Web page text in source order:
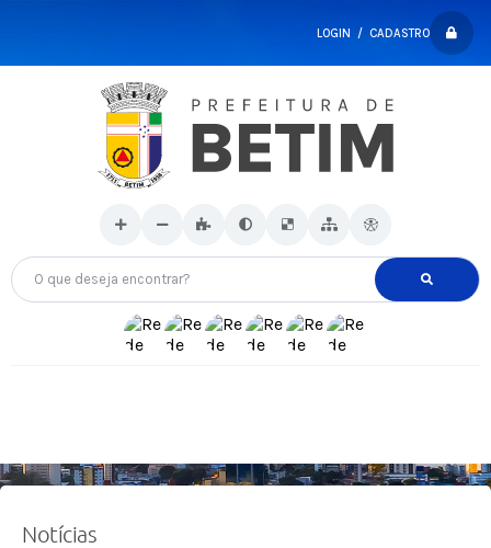
LOGIN / CADASTRO
O que deseja encontrar?
Notícias